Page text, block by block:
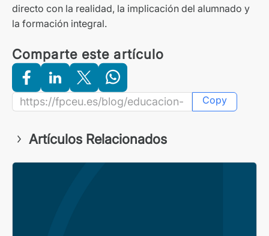
directo con la realidad, la implicación del alumnado y
la formación integral.
Comparte este artículo
Copy
Artículos Relacionados